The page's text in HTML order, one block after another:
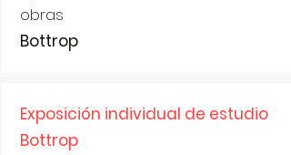
obras
Bottrop
Exposición individual de estudio
Bottrop